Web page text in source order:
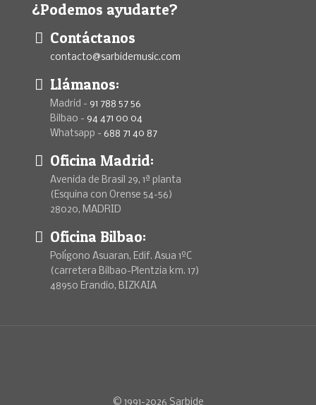
¿Podemos ayudarte?
Contáctanos
contacto@sarbidemusic.com
Llámanos:
Madrid - 91 788 57 56
Bilbao - 94 471 00 04
Whatsapp - 688 71 40 87
Oficina Madrid:
Avenida de Brasil 29, 1ª planta
(Esquina con Orense 54-56)
28020, MADRID
Oficina Bilbao:
Polígono Asuaran, Edif. Asua 1ºC
(carretera Bilbao-Plentzia km. 17)
48950 Erandio, BIZKAIA
© 1991-2026 Sarbide